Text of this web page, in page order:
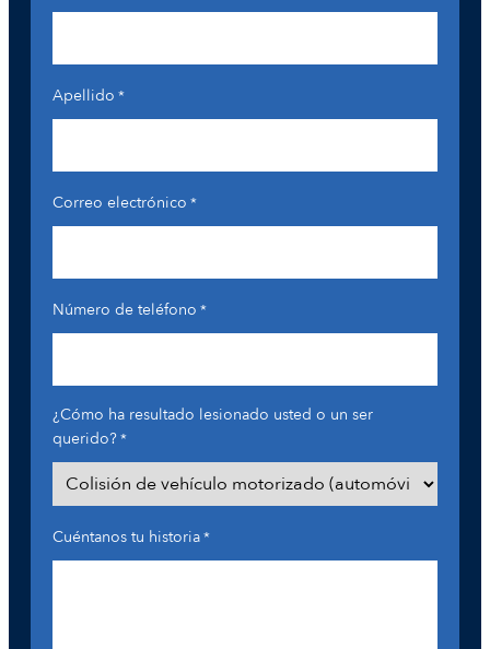
Apellido *
Correo electrónico *
Número de teléfono *
¿Cómo ha resultado lesionado usted o un ser
querido?*
Cuéntanos tu historia*